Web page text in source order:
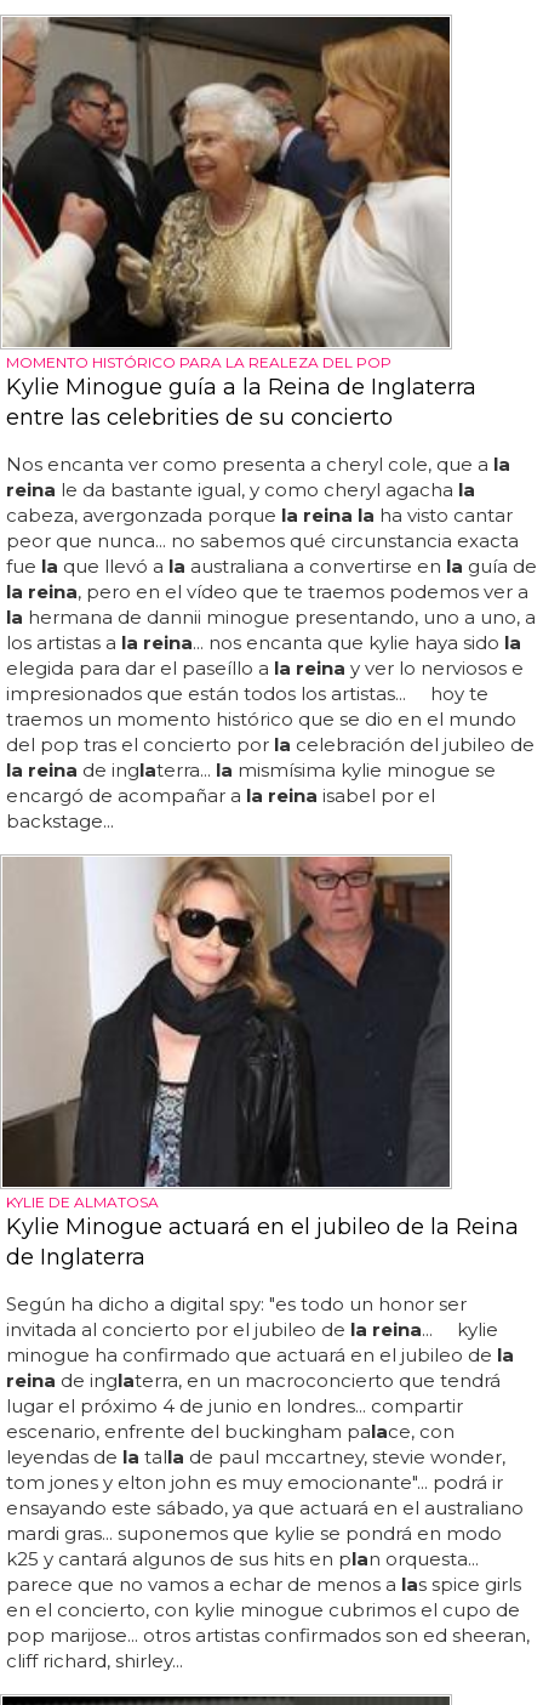
MOMENTO HISTÓRICO PARA LA REALEZA DEL POP
Kylie Minogue guía a la Reina de Inglaterra
entre las celebrities de su concierto
Nos encanta ver como presenta a cheryl cole, que a la
reina le da bastante igual, y como cheryl agacha la
cabeza, avergonzada porque la reina la ha visto cantar
peor que nunca... no sabemos qué circunstancia exacta
fue la que llevó a la australiana a convertirse en la guía de
la reina, pero en el vídeo que te traemos podemos ver a
la hermana de dannii minogue presentando, uno a uno, a
los artistas a la reina... nos encanta que kylie haya sido la
elegida para dar el paseíllo a la reina y ver lo nerviosos e
impresionados que están todos los artistas... hoy te
traemos un momento histórico que se dio en el mundo
del pop tras el concierto por la celebración del jubileo de
la reina de inglaterra... la mismísima kylie minogue se
encargó de acompañar a la reina isabel por el
backstage...
KYLIE DE ALMATOSA
Kylie Minogue actuará en el jubileo de la Reina
de Inglaterra
Según ha dicho a digital spy: "es todo un honor ser
invitada al concierto por el jubileo de la reina... kylie
minogue ha confirmado que actuará en el jubileo de la
reina de inglaterra, en un macroconcierto que tendrá
lugar el próximo 4 de junio en londres... compartir
escenario, enfrente del buckingham palace, con
leyendas de la talla de paul mccartney, stevie wonder,
tom jones y elton john es muy emocionante"... podrá ir
ensayando este sábado, ya que actuará en el australiano
mardi gras... suponemos que kylie se pondrá en modo
k25 y cantará algunos de sus hits en plan orquesta...
parece que no vamos a echar de menos a las spice girls
en el concierto, con kylie minogue cubrimos el cupo de
pop marijose... otros artistas confirmados son ed sheeran,
cliff richard, shirley...